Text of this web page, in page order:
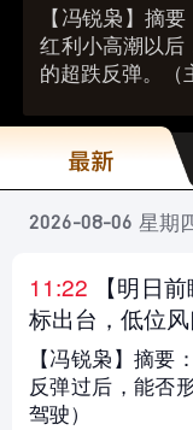
【冯锐枭】摘
红利小高潮以后
的超跌反弹。（
2026-08-06 星期
11:22 【明日
标出台，低位
【冯锐枭】摘要
反弹过后，能否
驾驶）